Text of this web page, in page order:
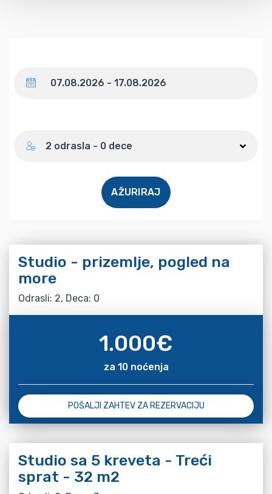
2 odrasla - 0 dece
AŽURIRAJ
Studio - prizemlje, pogled na
more
Odrasli: 2, Deca: 0
1.000€
za 10 noćenja
POŠALJI ZAHTEV ZA REZERVACIJU
Studio sa 5 kreveta - Treći
sprat - 32 m2